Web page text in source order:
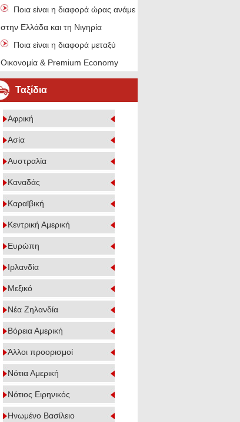
Ποια είναι η διαφορά ώρας ανάμεσα
στην Ελλάδα και τη Νιγηρία
Ποια είναι η διαφορά μεταξύ
Οικονομία & Premium Economy
Ταξίδια
Αφρική
Ασία
Αυστραλία
Καναδάς
Καραϊβική
Κεντρική Αμερική
Ευρώπη
Ιρλανδία
Μεξικό
Νέα Ζηλανδία
Βόρεια Αμερική
Άλλοι προορισμοί
Νότια Αμερική
Νότιος Ειρηνικός
Ηνωμένο Βασίλειο